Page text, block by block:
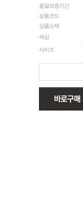
품질보증기간
상품코드
상품소재
색상
사이즈